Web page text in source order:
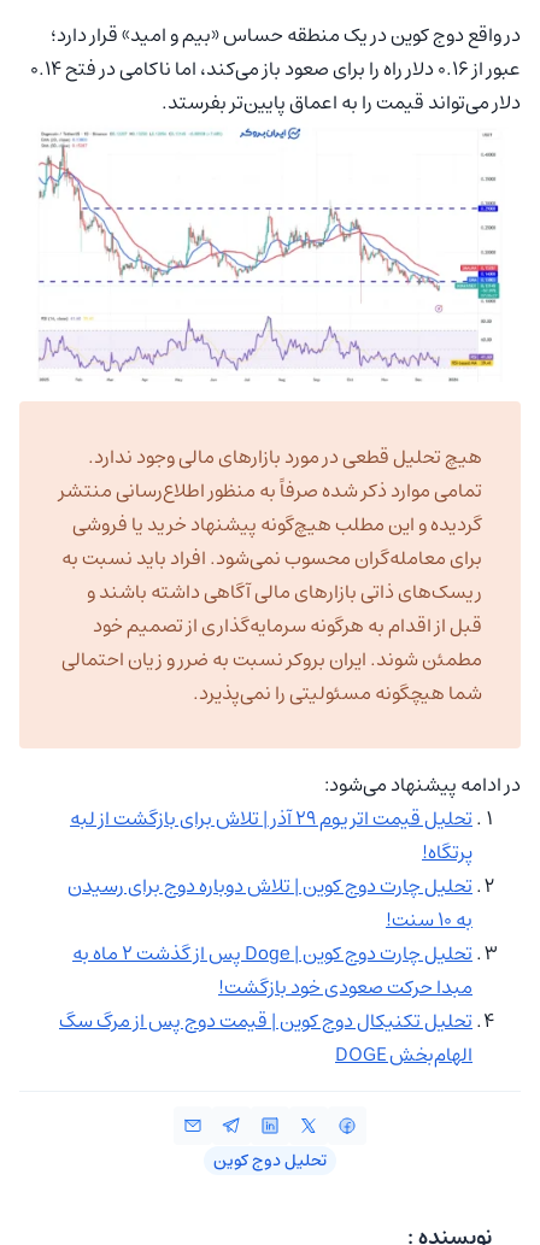
در واقع دوج کوین در یک منطقه حساس «بیم و امید» قرار دارد؛
عبور از ۰.۱۶ دلار راه را برای صعود باز می‌کند، اما ناکامی در فتح ۰.۱۴
دلار می‌تواند قیمت را به اعماق پایین‌تر بفرستد.
هیچ تحلیل قطعی در مورد بازارهای مالی وجود ندارد.
تمامی موارد ذکر شده صرفاً به منظور اطلاع‌رسانی منتشر
گردیده و این مطلب هیچ‌گونه پیشنهاد خرید یا فروشی
برای معامله‌گران محسوب نمی‌شود. افراد باید نسبت به
ریسک‌های ذاتی بازارهای مالی آگاهی داشته باشند و
قبل از اقدام به هرگونه سرمایه‌گذاری از تصمیم خود
مطمئن شوند. ایران بروکر نسبت به ضرر و زیان احتمالی
شما هیچگونه مسئولیتی را نمی‌پذیرد.
در ادامه پیشنهاد می‌شود:
تحلیل قیمت اتریوم ۲۹ آذر | تلاش برای بازگشت از لبه
پرتگاه!
تحلیل چارت دوج کوین | تلاش دوباره دوج برای رسیدن
به 10 سنت!
تحلیل چارت دوج کوین | Doge پس از گذشت 2 ماه به
مبدا حرکت صعودی خود بازگشت!
تحلیل تکنیکال دوج کوین | قیمت دوج پس از مرگ سگ
الهام‌بخش DOGE
تحلیل دوج کوین